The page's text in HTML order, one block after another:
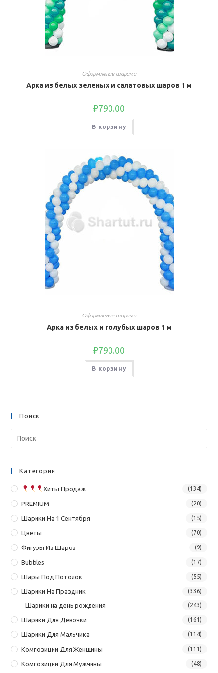
Оформление шарами
Арка из белых зеленых и салатовых шаров 1 м
₽790.00
В корзину
Оформление шарами
Арка из белых и голубых шаров 1 м
₽790.00
В корзину
Поиск
Категории
Хиты Продаж (134)
PREMIUM (20)
Шарики На 1 Сентября (15)
Цветы (70)
Фигуры Из Шаров (9)
Bubbles (17)
Шары Под Потолок (55)
Шарики На Праздник (336)
Шарики на день рождения (243)
Шарики Для Девочки (161)
Шарики Для Мальчика (114)
Композиции Для Женщины (111)
Композиции Для Мужчины (48)